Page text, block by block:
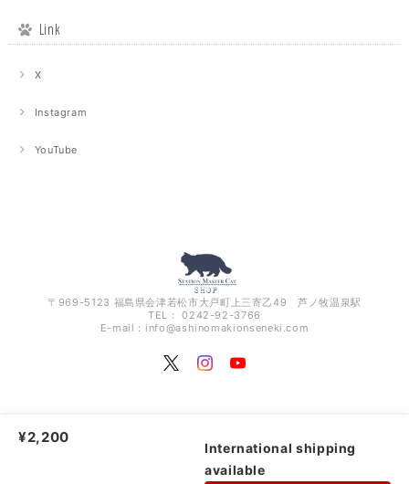
Link
X
Instagram
YouTube
〒969-5123 福島県会津若松市大戸町上三寄乙49 芦ノ牧温泉駅
TEL： 0242-92-3766
E-mail： info@ashinomakionseneki.com
Station Master Cat | プライバシーポリシー 特定商取引法に基づく表記
¥2,200
International shipping
available